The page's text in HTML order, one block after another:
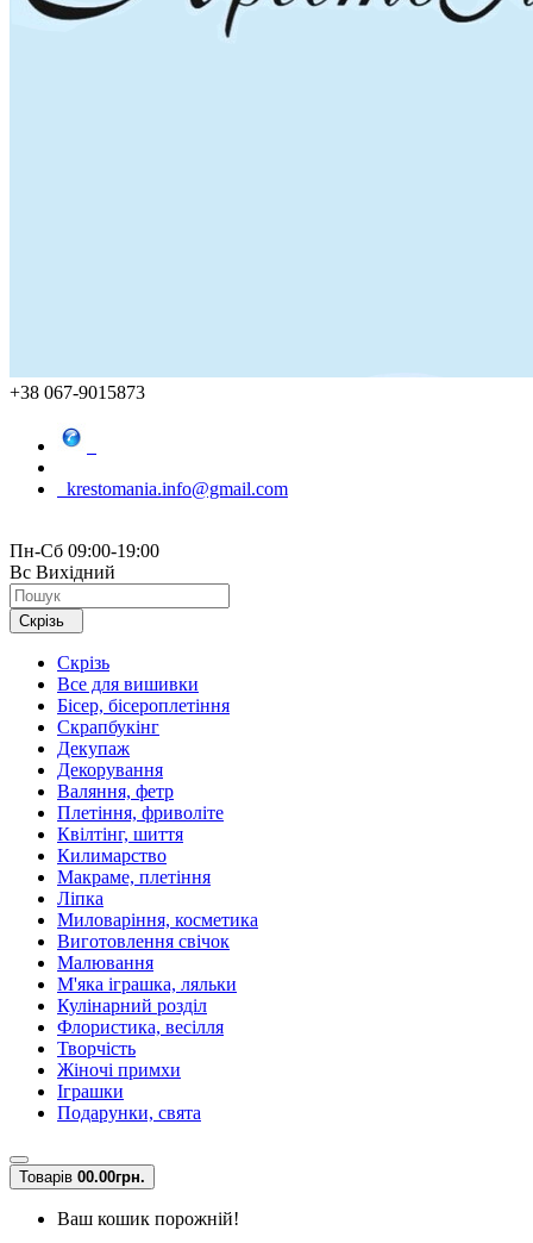
+38 067-9015873
krestomania.info@gmail.com
Пн-Сб 09:00-19:00
Вс Вихідний
Скрізь
Скрізь
Все для вишивки
Бісер, бісероплетіння
Скрапбукінг
Декупаж
Декорування
Валяння, фетр
Плетіння, фриволіте
Квілтінг, шиття
Килимарство
Макраме, плетіння
Ліпка
Миловаріння, косметика
Виготовлення свічок
Малювання
М'яка іграшка, ляльки
Кулінарний розділ
Флористика, весілля
Творчість
Жіночі примхи
Іграшки
Подарунки, свята
Товарів 00.00грн.
Ваш кошик порожній!